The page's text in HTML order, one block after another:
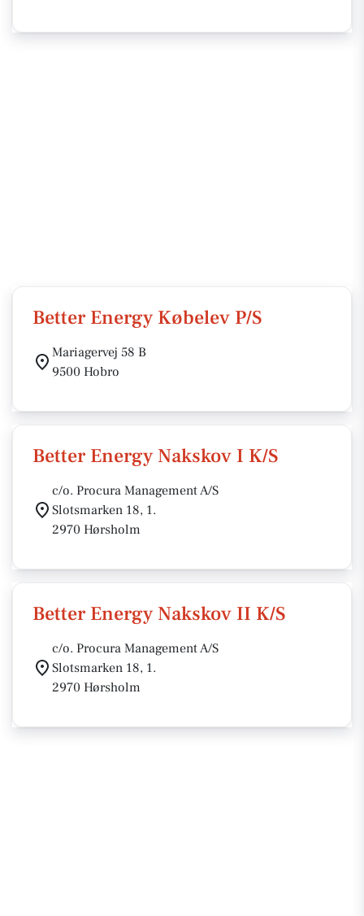
Better Energy Købelev P/S
Mariagervej 58 B
9500 Hobro
Better Energy Nakskov I K/S
c/o. Procura Management A/S
Slotsmarken 18, 1.
2970 Hørsholm
Better Energy Nakskov II K/S
c/o. Procura Management A/S
Slotsmarken 18, 1.
2970 Hørsholm